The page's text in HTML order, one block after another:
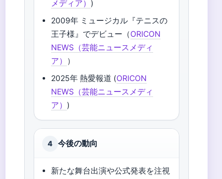
メディア） )
2009年 ミュージカル『テニスの
王子様』でデビュー（ORICON
NEWS（芸能ニュースメディ
ア） ）
2025年 熱愛報道 (ORICON
NEWS（芸能ニュースメディ
ア） )
4 今後の動向
新たな舞台出演や公式発表を注視